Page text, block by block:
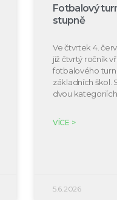
Fotbalový
stupně
Ve čtvrtek 4.
již čtvrtý ročník
fotbalového
základních škol.
dvou kategoriích
VÍCE >
5.6.2026